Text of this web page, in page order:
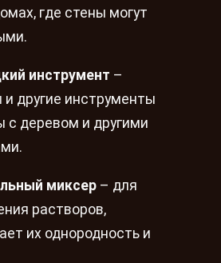
где стены могут
инструмент –
другие инструменты
с деревом и другими
миксер – для
растворов,
их однородность и